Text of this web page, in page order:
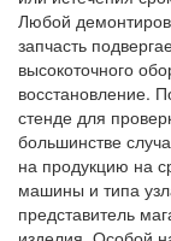
Любой
запчасть
высокоточного
восстановление.
стенде для
большинстве
на продукцию на
машины и типа
представитель